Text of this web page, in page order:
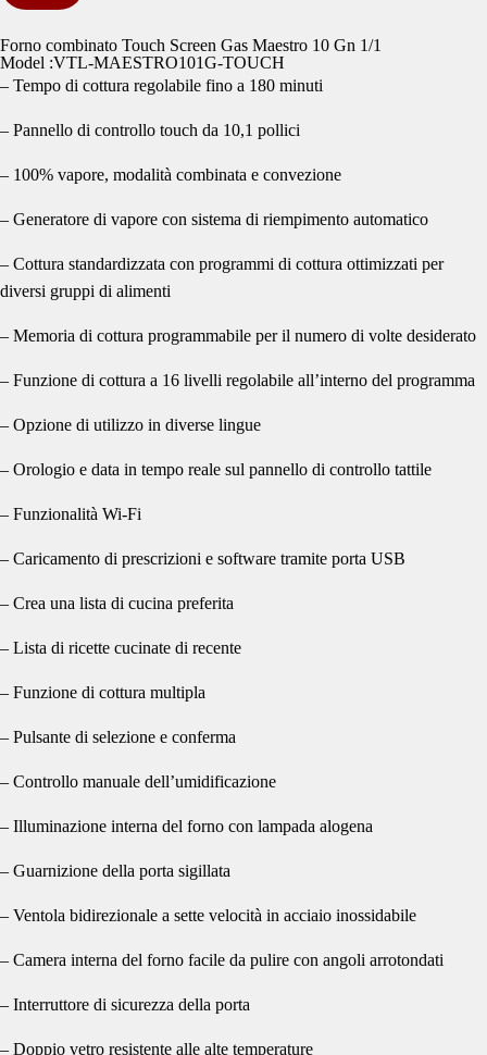
Forno combinato Touch Screen Gas Maestro 10 Gn 1/1
Model :VTL-MAESTRO101G-TOUCH
– Tempo di cottura regolabile fino a 180 minuti
– Pannello di controllo touch da 10,1 pollici
– 100% vapore, modalità combinata e convezione
– Generatore di vapore con sistema di riempimento automatico
– Cottura standardizzata con programmi di cottura ottimizzati per
diversi gruppi di alimenti
– Memoria di cottura programmabile per il numero di volte desiderato
– Funzione di cottura a 16 livelli regolabile all’interno del programma
– Opzione di utilizzo in diverse lingue
– Orologio e data in tempo reale sul pannello di controllo tattile
– Funzionalità Wi-Fi
– Caricamento di prescrizioni e software tramite porta USB
– Crea una lista di cucina preferita
– Lista di ricette cucinate di recente
– Funzione di cottura multipla
– Pulsante di selezione e conferma
– Controllo manuale dell’umidificazione
– Illuminazione interna del forno con lampada alogena
– Guarnizione della porta sigillata
– Ventola bidirezionale a sette velocità in acciaio inossidabile
– Camera interna del forno facile da pulire con angoli arrotondati
– Interruttore di sicurezza della porta
– Doppio vetro resistente alle alte temperature